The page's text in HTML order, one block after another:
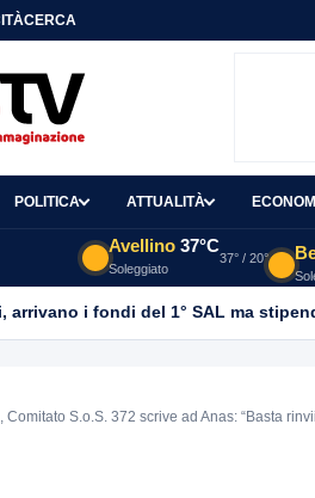
CERCA
POLITICA ATTUALITÀ
Avellino 37°C
Soleggiato
37° / 20°
arrivano i fondi del 1° SAL ma
Comitato S.o.S. 372 scrive ad Anas: “Basta